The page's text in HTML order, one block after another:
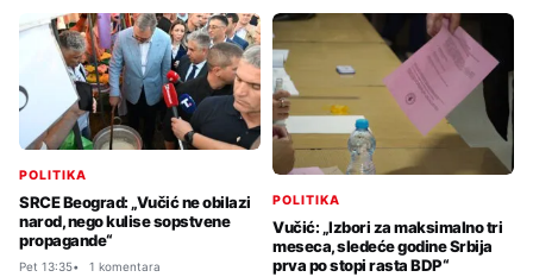
POLITIKA
SRCE Beograd: „Vučić ne obilazi
narod, nego kulise sopstvene
propagande“
Pet 13:35 1 komentara
POLITIKA
Vučić: „Izbori za maksimalno tri
meseca, sledeće godine Srbija
prva po stopi rasta BDP“